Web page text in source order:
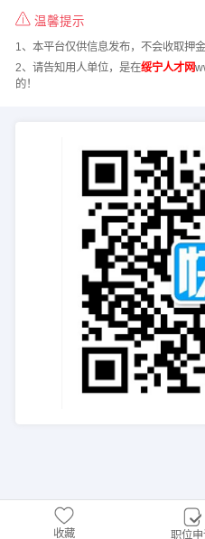
温馨提示
1、本平台仅供信息发布，不会收取押
2、请告知用人单位，是在绥宁人才网
的！
收藏 职位申